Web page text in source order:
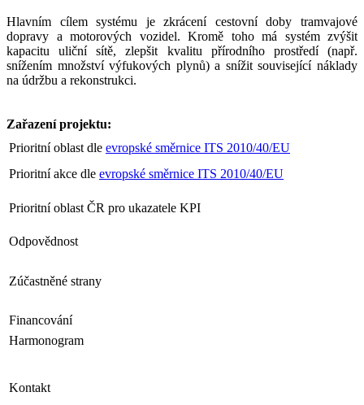
Hlavním cílem systému je zkrácení cestovní doby tramvajové
dopravy a motorových vozidel. Kromě toho má systém zvýšit
kapacitu uliční sítě, zlepšit kvalitu přírodního prostředí (např.
snížením množství výfukových plynů) a snížit související náklady
na údržbu a rekonstrukci.
Zařazení projektu:
Prioritní oblast dle evropské směrnice ITS 2010/40/EU
Prioritní akce dle evropské směrnice ITS 2010/40/EU
Prioritní oblast ČR pro ukazatele KPI
Odpovědnost
Zúčastněné strany
Financování
Harmonogram
Kontakt